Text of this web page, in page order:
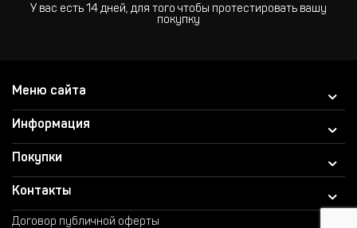
У вас есть 14 дней, для того чтобы протестировать вашу
покупку
Меню сайта
Информация
Покупки
Контакты
Договор публичной оферты